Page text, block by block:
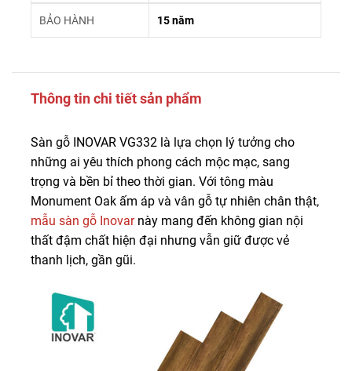
BẢO HÀNH 15 năm
Thông tin chi tiết sản phẩm
Sàn gỗ INOVAR VG332 là lựa chọn lý tưởng cho
những ai yêu thích phong cách mộc mạc, sang
trọng và bền bỉ theo thời gian. Với tông màu
Monument Oak ấm áp và vân gỗ tự nhiên chân thật,
mẫu sàn gỗ Inovarnày mang đến không gian nội
thất đậm chất hiện đại nhưng vẫn giữ được vẻ
thanh lịch, gần gũi.